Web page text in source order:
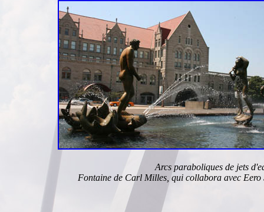
Arcs paraboliques de jets
Fontaine de Carl Milles, qui collabora avec